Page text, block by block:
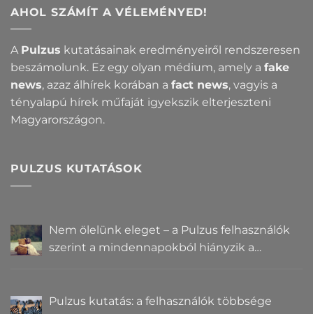
AHOL SZÁMÍT A VÉLEMÉNYED!
A Pulzus kutatásainak eredményeiről rendszeresen
beszámolunk. Ez egy olyan médium, amely a fake
news, azaz álhírek korában a fact news, vagyis a
tényalapú hírek műfaját igyekszik elterjeszteni
Magyarországon.
PULZUS KUTATÁSOK
Nem ölelünk eleget – a Pulzus felhasználók
szerint a mindennapokból hiányzik a
Pulzus kutatás: a felhasználók többsége